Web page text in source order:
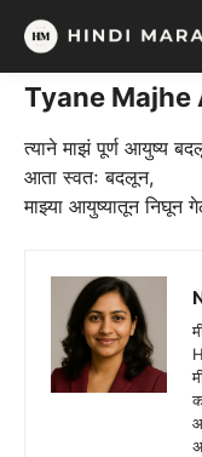
Skip
content
Tyane Majhe
त्याने माझं पूर्ण आयुष्य
आता स्वतः बदलून,
माझ्या आयुष्यातून निघून